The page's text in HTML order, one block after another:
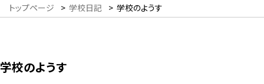
トップページ > 学校日記 > 学校のようす
学校のようす